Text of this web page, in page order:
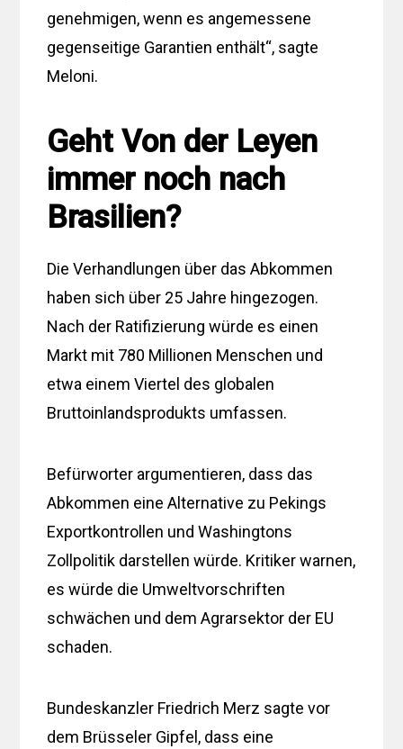
genehmigen, wenn es angemessene
gegenseitige Garantien enthält“, sagte
Meloni.
Geht Von der Leyen
immer noch nach
Brasilien?
Die Verhandlungen über das Abkommen
haben sich über 25 Jahre hingezogen.
Nach der Ratifizierung würde es einen
Markt mit 780 Millionen Menschen und
etwa einem Viertel des globalen
Bruttoinlandsprodukts umfassen.
Befürworter argumentieren, dass das
Abkommen eine Alternative zu Pekings
Exportkontrollen und Washingtons
Zollpolitik darstellen würde. Kritiker warnen,
es würde die Umweltvorschriften
schwächen und dem Agrarsektor der EU
schaden.
Bundeskanzler Friedrich Merz sagte vor
dem Brüsseler Gipfel, dass eine